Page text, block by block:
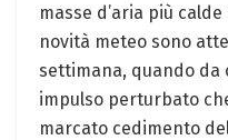
masse d’aria più
novità meteo sono
settimana, quando da
impulso perturbato
marcato cedimento